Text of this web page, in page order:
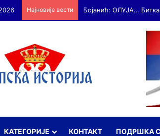
Најновије вести
КАТЕГОРИЈЕ КОНТАКТ ПОДРШКА